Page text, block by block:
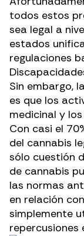
todos estos
sea legal a
estados
regulaciones
Sin embargo,
es que los
medicinal y
Con casi el
del cannabis
sólo cuestión
de cannabis
las normas
en relación
simplemente
repercusiones